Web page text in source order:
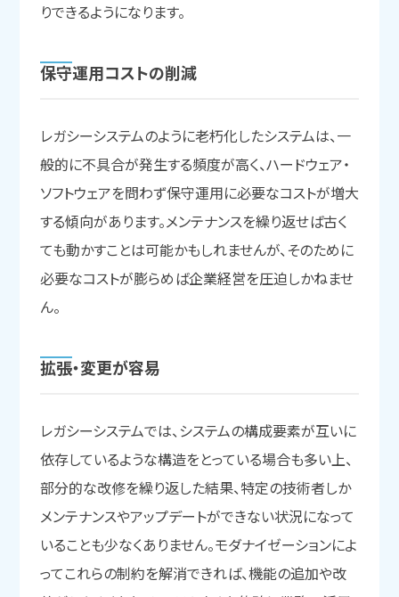
りできるようになります。
保守運用コストの削減
レガシーシステムのように老朽化したシステムは、一
般的に不具合が発生する頻度が高く、ハードウェア・
ソフトウェアを問わず保守運用に必要なコストが増大
する傾向があります。メンテナンスを繰り返せば古く
ても動かすことは可能かもしれませんが、そのために
必要なコストが膨らめば企業経営を圧迫しかねませ
ん。
拡張・変更が容易
レガシーシステムでは、システムの構成要素が互いに
依存しているような構造をとっている場合も多い上、
部分的な改修を繰り返した結果、特定の技術者しか
メンテナンスやアップデートができない状況になって
いることも少なくありません。モダナイゼーションによ
ってこれらの制約を解消できれば、機能の追加や改